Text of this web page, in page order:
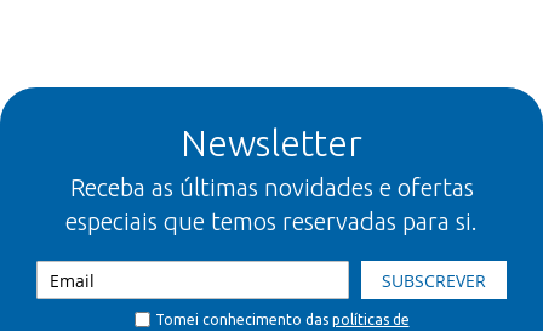
Newsletter
Receba as últimas novidades e ofertas
especiais que temos reservadas para si.
SUBSCREVER
Tomei conhecimento das políticas de